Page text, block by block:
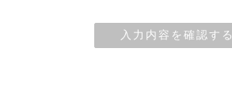
入力内容を確認する